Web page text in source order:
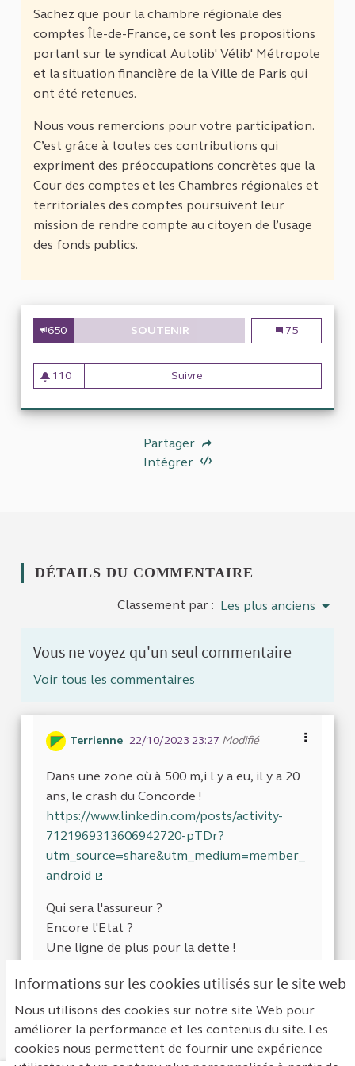
Informations sur les cookies utilisés sur le site web
Nous utilisons des cookies sur notre site Web pour
améliorer la performance et les contenus du site. Les
cookies nous permettent de fournir une expérience
Sachez que pour la chambre régionale des
comptes Île-de-France, ce sont les propositions
portant sur le syndicat Autolib' Vélib' Métropole
et la situation financière de la Ville de Paris qui
ont été retenues.
Nous vous remercions pour votre participation.
C’est grâce à toutes ces contributions qui
expriment des préoccupations concrètes que la
Cour des comptes et les Chambres régionales et
territoriales des comptes poursuivent leur
mission de rendre compte au citoyen de l’usage
des fonds publics.
650 SOUTENIR TRIANGLE DE GONESSE :
Triangle de
75
110
110 abonnés
Suivre
Partager
Intégrer
DÉTAILS DU COMMENTAIRE
Classement par : Les plus anciens
Vous ne voyez qu'un seul commentaire
Voir tous les commentaires
Terrienne 22/10/2023 23:27 Modifié
Dans une zone où à 500 m,i l y a eu, il y a 20
ans, le crash du Concorde !
https://www.linkedin.com/posts/activity-
7121969313606942720-pTDr?
utm_source=share&utm_medium=member_
android
Qui sera l'assureur ?
Encore l'Etat ?
Une ligne de plus pour la dette !